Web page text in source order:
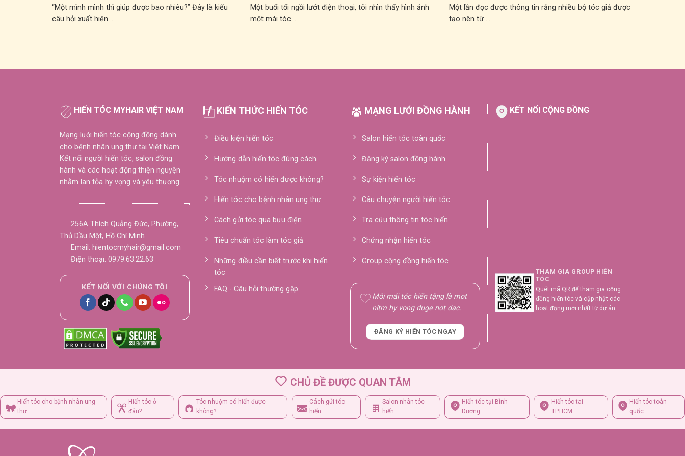
“Một mình mình thì giúp được bao nhiêu?” Đây là kiểu
câu hỏi xuất hiện ...
Một buổi tối ngồi lướt điện thoại, tôi nhìn thấy hình ảnh
một mái tóc ...
Một lần đọc được thông tin rằng nhiều bộ tóc giả được
tạo nên từ ...
HIẾN TÓC MYHAIR VIỆT NAM
Mạng lưới hiến tóc cộng đồng dành
cho bệnh nhân ung thư tại Việt Nam.
Kết nối người hiến tóc, salon đồng
hành và các hoạt động thiện nguyện
nhằm lan tỏa hy vọng và yêu thương.
256A Thích Quảng Đức, Phường,
Thủ Dầu Một, Hồ Chí Minh
Email: hientocmyhair@gmail.com
Điện thoại: 0979.63.22.63
KẾT NỐI VỚI CHÚNG TÔI
KIẾN THỨC HIẾN TÓC
Điều kiện hiến tóc
Hướng dẫn hiến tóc đúng cách
Tóc nhuộm có hiến được không?
Hiến tóc cho bệnh nhân ung thư
Cách gửi tóc qua bưu điện
Tiêu chuẩn tóc làm tóc giả
Những điều cần biết trước khi hiến
tóc
FAQ - Câu hỏi thường gặp
MẠNG LƯỚI ĐỒNG HÀNH
Salon hiến tóc toàn quốc
Đăng ký salon đồng hành
Sự kiện hiến tóc
Câu chuyện người hiến tóc
Tra cứu thông tin tóc hiến
Chứng nhận hiến tóc
Group cộng đồng hiến tóc
Môi mái tóc hiển tặng là mot
nitm hy vong duge not dac.
ĐĂNG KÝ HIẾN TÓC NGAY
KẾT NỐI CỘNG ĐỒNG
THAM GIA GROUP HIẾN
TÓC
Quét mã QR để tham gia cộng
đồng hiến tóc và cập nhật các
hoạt động mới nhất từ dự án.
CHỦ ĐỀ ĐƯỢC QUAN TÂM
Hiến tóc cho bệnh nhân ung
thư
Hiến tóc ở
đâu?
Tóc nhuộm có hiển được
không?
Cách gửi tóc
hiến
Salon nhân tóc
hiến
Hiển tóc tại Bình
Dương
Hiến tóc tai
TP.HCM
Hiến tóc toàn
quốc